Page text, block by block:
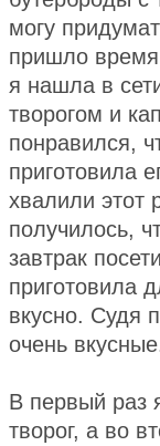
могу
пришло время
я нашла в
творогом и
понравился,
приготовила
хвалили этот
получилось,
завтрак
приготовила
вкусно. Судя
очень
В первый раз
творог, а во